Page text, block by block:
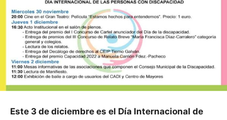
Este 3 de diciembre es el Día Internacional de